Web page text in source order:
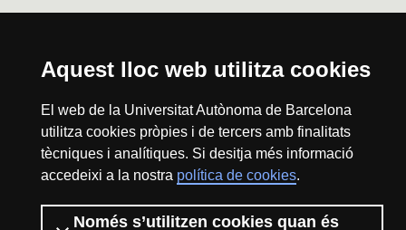
Aquest lloc web utilitza cookies
El web de la Universitat Autònoma de Barcelona
utilitza cookies pròpies i de tercers amb finalitats
tècniques i analítiques. Si desitja més informació
accedeixi a la nostra política de cookies.
Només s’utilitzen cookies quan és